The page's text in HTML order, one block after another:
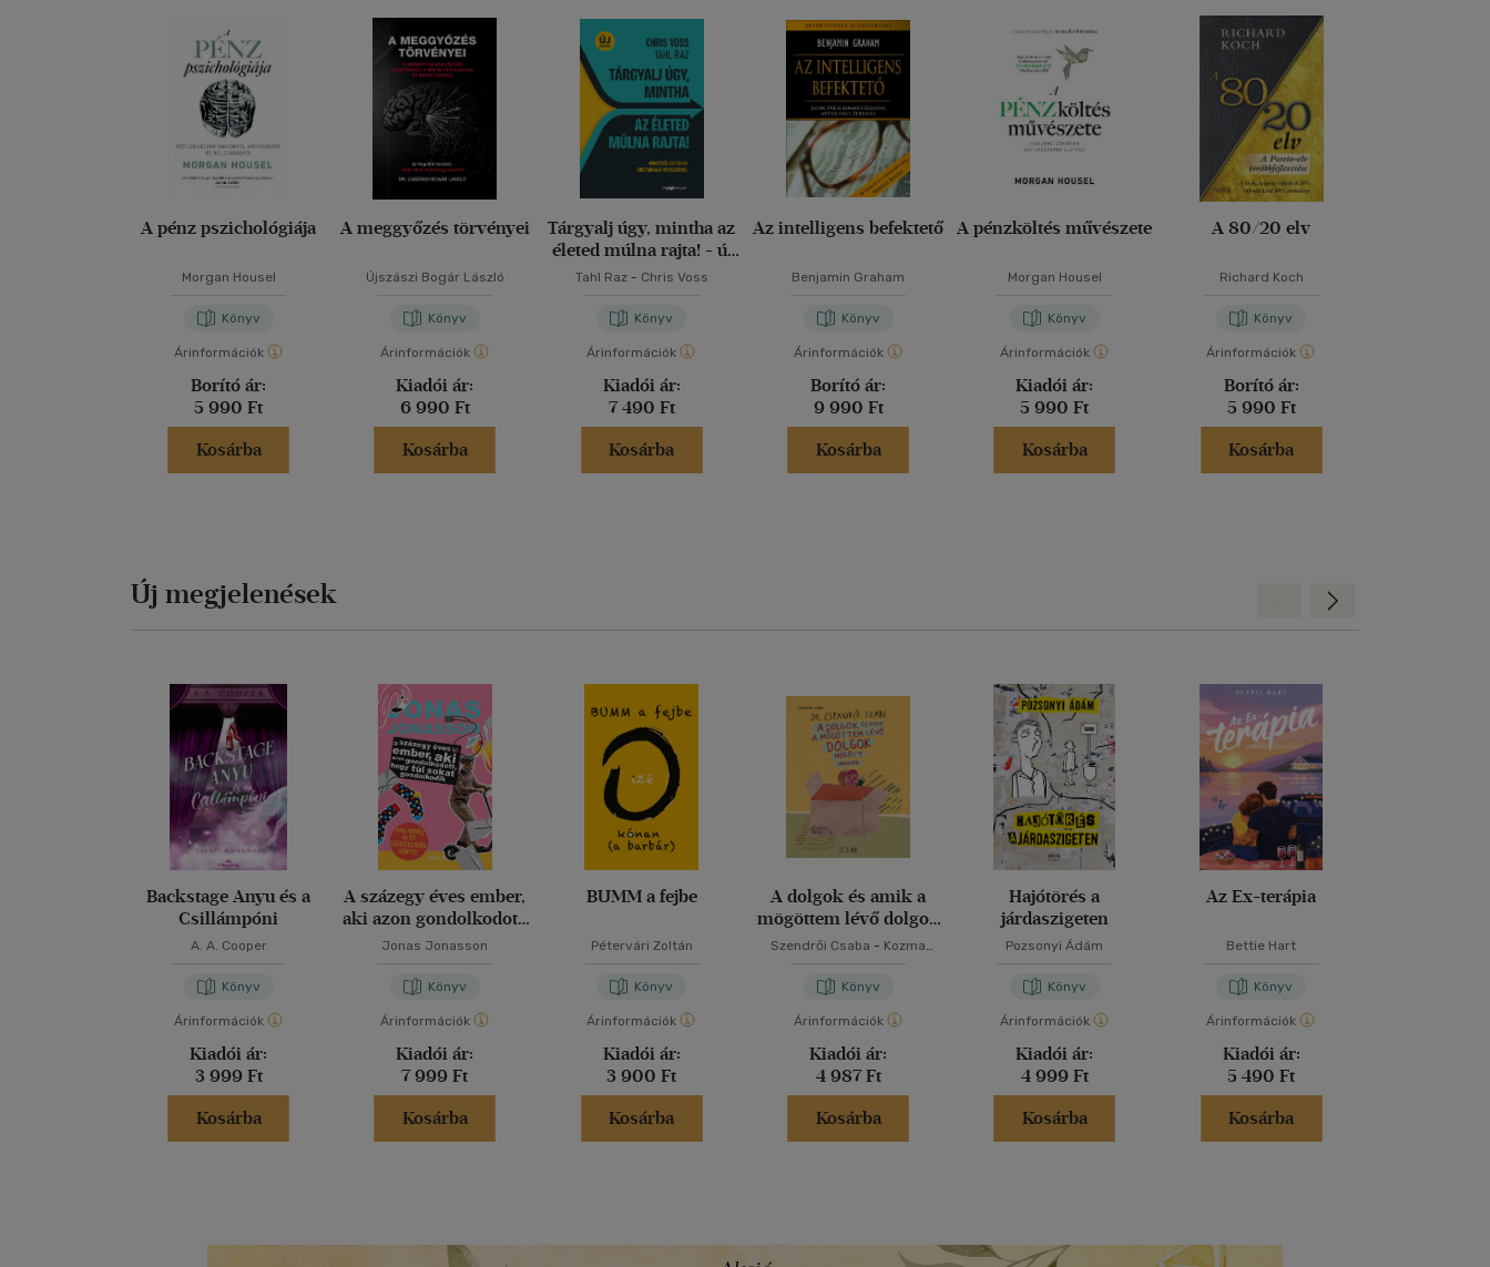
A pénz pszichológiája
Morgan Housel
Könyv
Árinformációk
Borító ár:
5 990 Ft
Kosárba
A meggyőzés törvényei
Újszászi Bogár László
Könyv
Árinformációk
Kiadói ár:
6 990 Ft
Kosárba
Tárgyalj úgy, mintha az
életed múlna rajta! - új
kiadás
Tahl Raz- Chris Voss
Könyv
Árinformációk
Kiadói ár:
7 490 Ft
Kosárba
Az intelligens befektető
Benjamin Graham
Könyv
Árinformációk
Borító ár:
9 990 Ft
Kosárba
A pénzköltés művészete
Morgan Housel
Könyv
Árinformációk
Kiadói ár:
5 990 Ft
Kosárba
A 80/20 elv
Richard Koch
Könyv
Árinformációk
Borító ár:
5 990 Ft
Kosárba
Új megjelenések
Backstage Anyu és a
Csillámpóni
A. A. Cooper
Könyv
Árinformációk
Kiadói ár:
3 999 Ft
Kosárba
A százegy éves ember,
aki azon gondolkodott,
hogy túl sokat
Jonas Jonasson
Könyv
Árinformációk
Kiadói ár:
7 999 Ft
Kosárba
BUMM a fejbe
Pétervári Zoltán
Könyv
Árinformációk
Kiadói ár:
3 900 Ft
Kosárba
A dolgok és amik a
mögöttem lévő dolgok
mögött vannak
Szendrői Csaba - Kozma
Könyv
Árinformációk
Kiadói ár:
4 987 Ft
Kosárba
Hajótörés a
járdaszigeten
Pozsonyi Ádám
Könyv
Árinformációk
Kiadói ár:
4 999 Ft
Kosárba
Az Ex-terápia
Bettie Hart
Könyv
Árinformációk
Kiadói ár:
5 490 Ft
Kosárba
Előre